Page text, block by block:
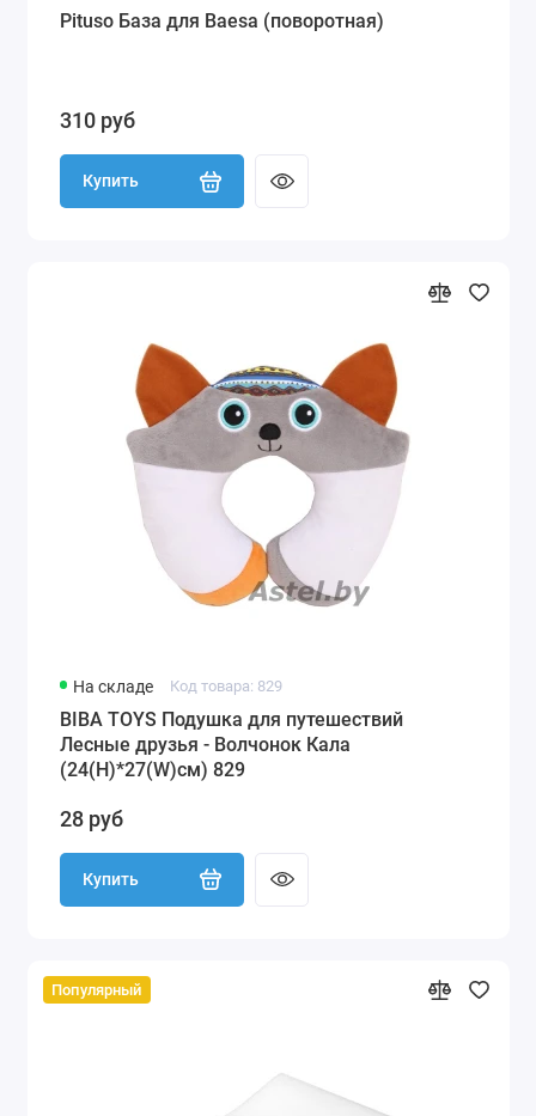
Pituso База для Baesa (поворотная)
310 руб
Купить
На складе Код товара: 829
BIBA TOYS Подушка для путешествий
Лесные друзья - Волчонок Кала
(24(H)*27(W)см) 829
28 руб
Купить
Популярный